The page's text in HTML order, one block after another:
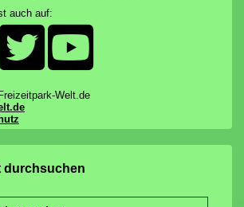
auch auf:
Welt.de
durchsuchen